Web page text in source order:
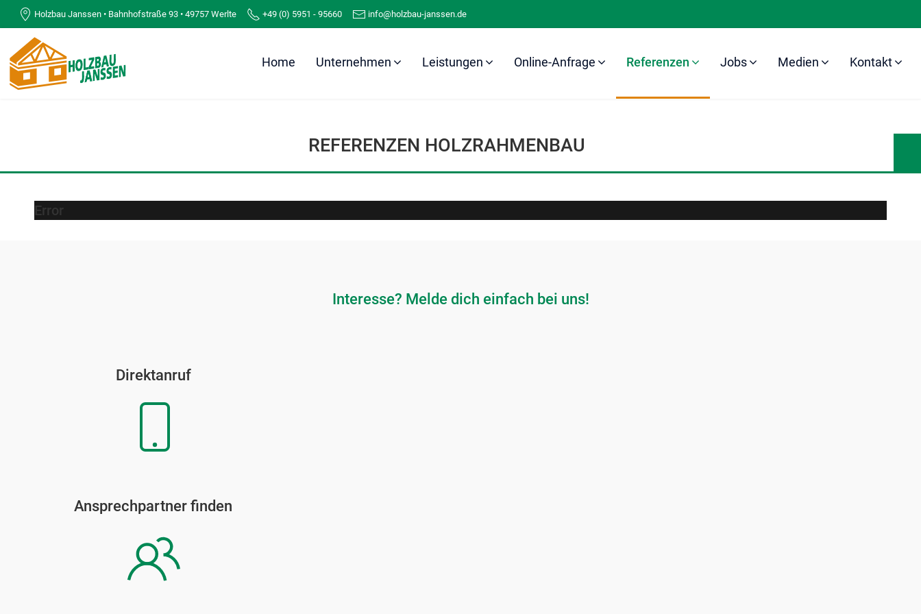
Holzbau Janssen • Bahnhofstraße 93 • 49757 Werlte +49 (0) 5951 - 95660 info@holzbau-janssen.de
Home Unternehmen Leistungen Online-Anfrage Referenzen Jobs Medien Kontakt
REFERENZEN HOLZRAHMENBAU
Error
Interesse? Melde dich einfach bei uns!
Direktanruf
Ansprechpartner finden